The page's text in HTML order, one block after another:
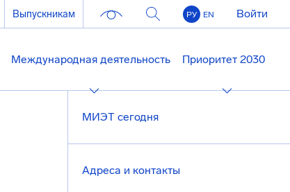
Выпускникам РУ EN Войти
Международная деятельность Приоритет 2030
МИЭТ сегодня
Адреса и контакты